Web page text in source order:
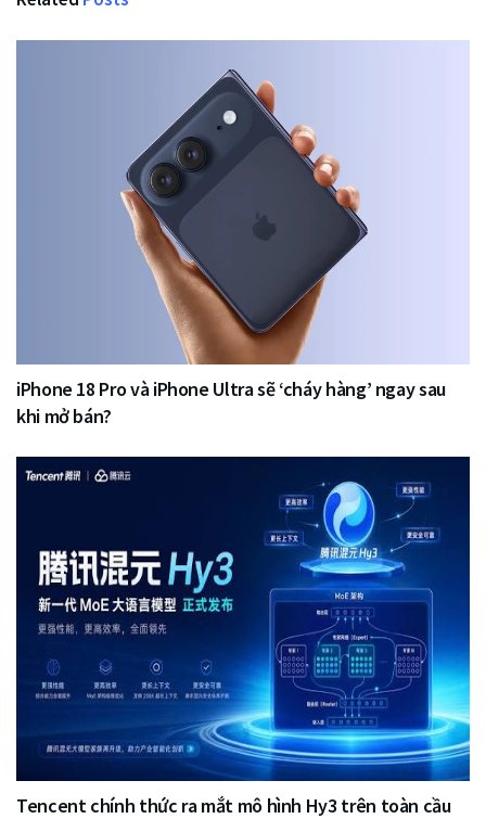
iPhone 18 Pro và iPhone Ultra sẽ ‘cháy hàng’ ngay sau
khi mở bán?
Tencent chính thức ra mắt mô hình Hy3 trên toàn cầu